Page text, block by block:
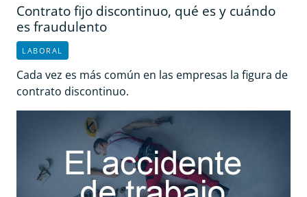
Contrato fijo discontinuo, qué es y cuándo
es fraudulento
LABORAL
Cada vez es más común en las empresas la figura de
contrato discontinuo.